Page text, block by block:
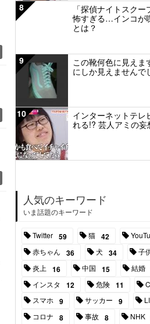
8
「探偵ナイトスク
怖すぎる…インコが
とは？
9
この靴何色に見えま
にしか見えませんで
10
インターネットテレ
れる!? 芸人アミの妄
人気のキーワード
いま話題のキーワード
Twitter 59 猫 42
赤ちゃん 36 犬 34 子
炎上 16 中国 15 結婚
インスタ 12 危険 11
スマホ 9 サッカー 9
コロナ 8 事故 8 NHK